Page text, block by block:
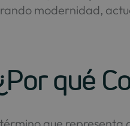
modernidad,
qué